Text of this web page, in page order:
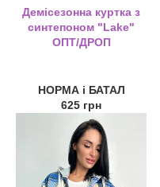
Демісезонна куртка з
синтепоном "Lake"
ОПТ/ДРОП
НОРМА і БАТАЛ
625 грн